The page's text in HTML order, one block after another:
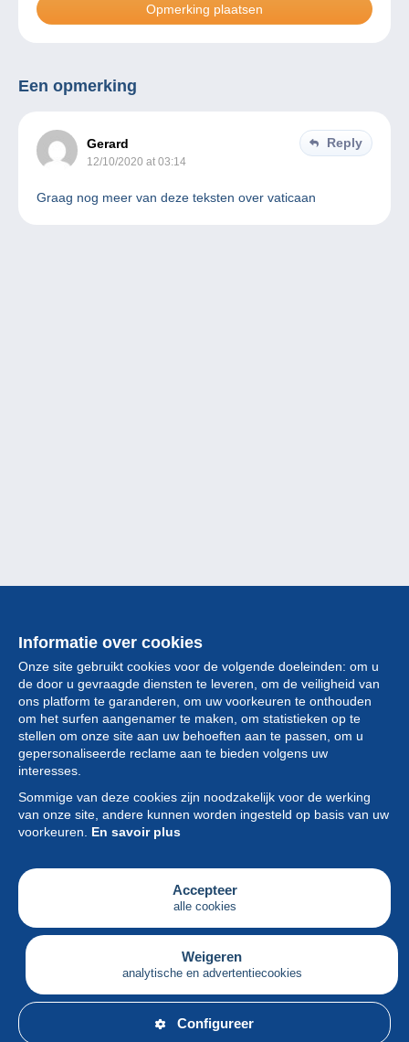
Een opmerking
Gerard
12/10/2020 at 03:14
Reply
Graag nog meer van deze teksten over vaticaan
Informatie over cookies
Onze site gebruikt cookies voor de volgende doeleinden: om u
de door u gevraagde diensten te leveren, om de veiligheid van
ons platform te garanderen, om uw voorkeuren te onthouden
om het surfen aangenamer te maken, om statistieken op te
stellen om onze site aan uw behoeften aan te passen, om u
gepersonaliseerde reclame aan te bieden volgens uw
interesses.
Sommige van deze cookies zijn noodzakelijk voor de werking
van onze site, andere kunnen worden ingesteld op basis van uw
voorkeuren. En savoir plus
Accepteer
alle cookies
Weigeren
analytische en advertentiecookies
Configureer
Collectie
Nieuws
Functie
Vereniging
Diensten
Schrijven
Nederlands